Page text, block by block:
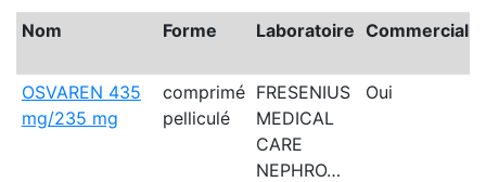
Nom Forme Laboratoire
OSVAREN 435
mg/235 mg
comprimé
pelliculé
FRESENIUS
MEDICAL
CARE
NEPHRO…
Oui